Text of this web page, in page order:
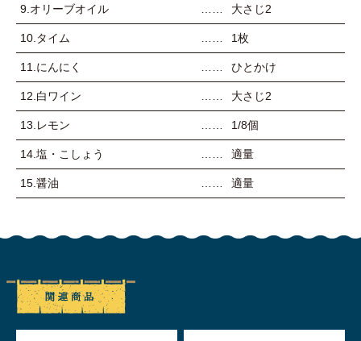
9.オリーブオイル 大さじ2
10.タイム 1枚
11.にんにく ひとかけ
12.白ワイン 大さじ2
13.レモン 1/8個
14.塩・こしょう 適量
15.醤油 適量